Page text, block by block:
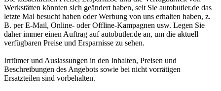
Werkstätten könnten sich geändert haben, seit Sie autobutler.de das
letzte Mal besucht haben oder Werbung von uns erhalten haben, z.
B. per E-Mail, Online- oder Offline-Kampagnen usw. Legen Sie
daher immer einen Auftrag auf autobutler.de an, um die aktuell
verfügbaren Preise und Ersparnisse zu sehen.
Irrtümer und Auslassungen in den Inhalten, Preisen und
Beschreibungen des Angebots sowie bei nicht vorrätigen
Ersatzteilen sind vorbehalten.